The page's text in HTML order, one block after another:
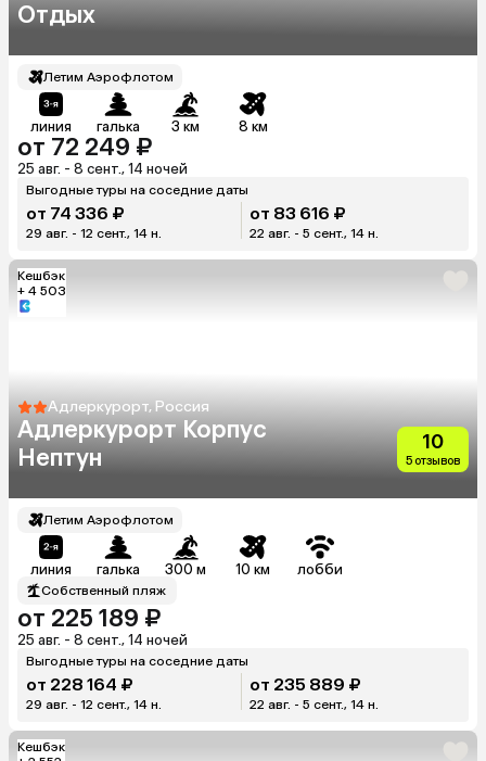
Отдых
Летим Аэрофлотом
линия галька 3 км 8 км
от 72 249 ₽
25 авг. - 8 сент., 14 ночей
Выгодные туры на соседние даты
от 74 336 ₽
29 авг. - 12 сент., 14 н.
от 83 616 ₽
22 авг. - 5 сент., 14 н.
Кешбэк
+ 4 503
Адлеркурорт, Россия
Адлеркурорт Корпус
Нептун
10
5 отзывов
Летим Аэрофлотом
линия галька 300 м 10 км лобби
Собственный пляж
от 225 189 ₽
25 авг. - 8 сент., 14 ночей
Выгодные туры на соседние даты
от 228 164 ₽
29 авг. - 12 сент., 14 н.
от 235 889 ₽
22 авг. - 5 сент., 14 н.
Кешбэк